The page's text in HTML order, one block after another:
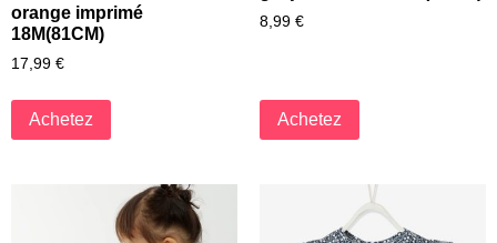
orange imprimé
18M(81CM)
17,99 €
Achetez
8,99 €
Achetez